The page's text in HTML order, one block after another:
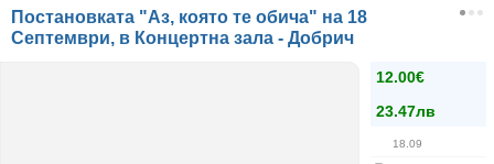
Постановката "Аз, която те обича" на 18
Септември, в Концертна зала - Добрич
12.00€
23.47лв
18.09